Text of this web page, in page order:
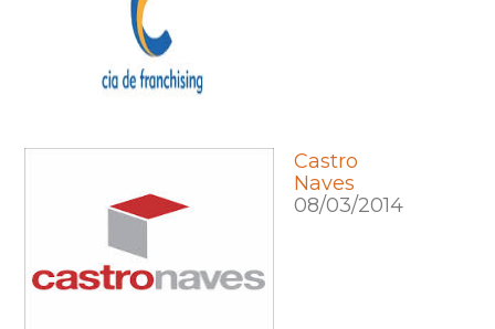
Castro
Naves
08/03/2014